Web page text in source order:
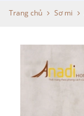
Trang chủ Sơ mi